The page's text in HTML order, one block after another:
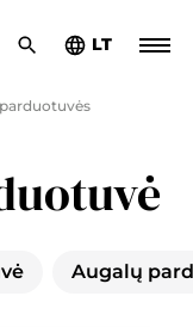
LT
Augalų